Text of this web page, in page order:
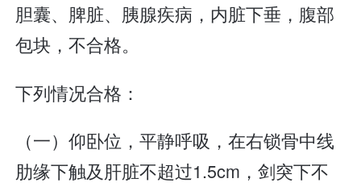
胆囊、脾脏、胰腺疾病，内脏下垂，腹部
包块，不合格。
下列情况合格：
（一）仰卧位，平静呼吸，在右锁骨中线
肋缘下触及肝脏不超过1.5cm，剑突下不